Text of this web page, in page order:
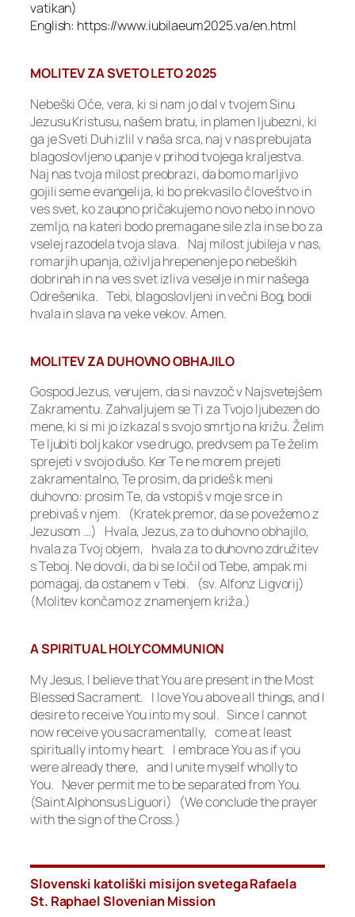
vatikan)
English: https://www.iubilaeum2025.va/en.html
MOLITEV ZA SVETO LETO 2025
Nebeški Oče, vera, ki si nam jo dal v tvojem Sinu
Jezusu Kristusu, našem bratu, in plamen ljubezni, ki
ga je Sveti Duh izlil v naša srca, naj v nas prebujata
blagoslovljeno upanje v prihod tvojega kraljestva.
Naj nas tvoja milost preobrazi, da bomo marljivo
gojili seme evangelija, ki bo prekvasilo človeštvo in
ves svet, ko zaupno pričakujemo novo nebo in novo
zemljo, na kateri bodo premagane sile zla in se bo za
vselej razodela tvoja slava. Naj milost jubileja v nas,
romarjih upanja, oživlja hrepenenje po nebeških
dobrinah in na ves svet izliva veselje in mir našega
Odrešenika. Tebi, blagoslovljeni in večni Bog, bodi
hvala in slava na veke vekov. Amen.
MOLITEV ZA DUHOVNO OBHAJILO
Gospod Jezus, verujem, da si navzoč v Najsvetejšem
Zakramentu. Zahvaljujem se Ti za Tvojo ljubezen do
mene, ki si mi jo izkazal s svojo smrtjo na križu. Želim
Te ljubiti bolj kakor vse drugo, predvsem pa Te želim
sprejeti v svojo dušo. Ker Te ne morem prejeti
zakramentalno, Te prosim, da prideš k meni
duhovno: prosim Te, da vstopiš v moje srce in
prebivaš v njem. (Kratek premor, da se povežemo z
Jezusom …) Hvala, Jezus, za to duhovno obhajilo,
hvala za Tvoj objem, hvala za to duhovno združitev
s Teboj. Ne dovoli, da bi se ločil od Tebe, ampak mi
pomagaj, da ostanem v Tebi. (sv. Alfonz Ligvorij)
(Molitev končamo z znamenjem križa.)
A SPIRITUAL HOLY COMMUNION
My Jesus, I believe that You are present in the Most
Blessed Sacrament. I love You above all things, and I
desire to receive You into my soul. Since I cannot
now receive you sacramentally, come at least
spiritually into my heart. I embrace You as if you
were already there, and I unite myself wholly to
You. Never permit me to be separated from You.
(Saint Alphonsus Liguori) (We conclude the prayer
with the sign of the Cross.)
Slovenski katoliški misijon svetega Rafaela
St. Raphael Slovenian Mission